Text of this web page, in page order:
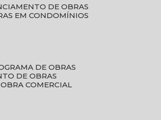
DE OBRAS
EM CONDOMÍNIOS
DE OBRAS
DE OBRAS
COMERCIAL